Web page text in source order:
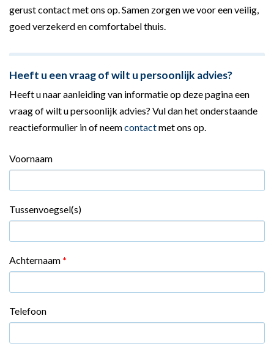
gerust contact met ons op. Samen zorgen we voor een veilig,
goed verzekerd en comfortabel thuis.
Heeft u een vraag of wilt u persoonlijk advies?
Heeft u naar aanleiding van informatie op deze pagina een
vraag of wilt u persoonlijk advies? Vul dan het onderstaande
reactieformulier in of neemcontactmet ons op.
Voornaam
Tussenvoegsel(s)
Achternaam *
Telefoon